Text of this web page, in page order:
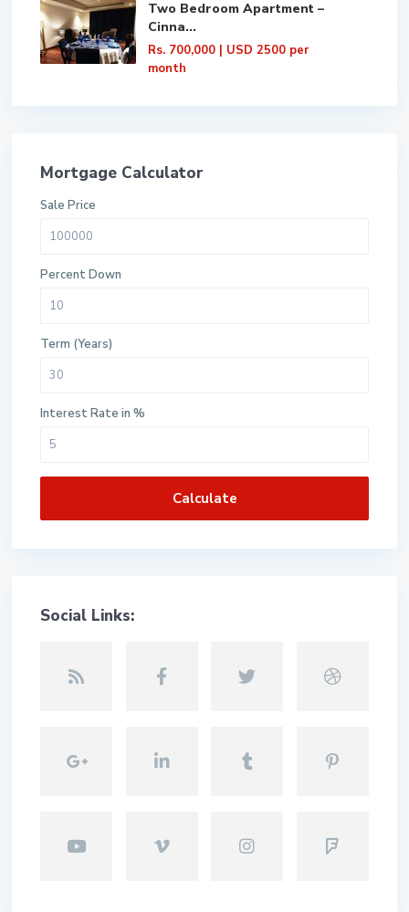
Two Bedroom Apartment –
Cinna...
Rs. 700,000 | USD 2500 per
month
Mortgage Calculator
Sale Price
Percent Down
Term (Years)
Interest Rate in %
Calculate
Social Links: